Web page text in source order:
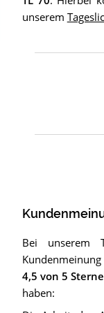
unserem
Bei unserem
4,5 von 5
haben: